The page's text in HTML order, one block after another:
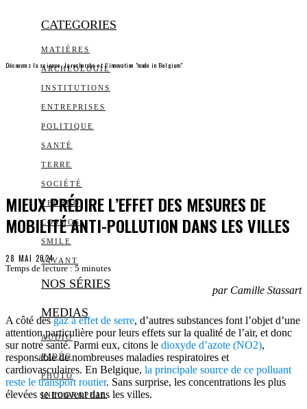
CATEGORIES
MATIÈRES
ARCHEOLOGIE
INSTITUTIONS
ENTREPRISES
POLITIQUE
SANTÉ
TERRE
SOCIÉTÉ
TECHNO
COSMOS
SMILE
VIVANT
NOS SÉRIES
MEDIAS
AUDIO
VIDÉO
PHOTO
INFOGRAPHIE
Découvrez la science, la recherche et l’innovation "made in Belgium"
MIEUX PRÉDIRE L’EFFET DES MESURES DE
MOBILITÉ ANTI-POLLUTION DANS LES VILLES
28 MAI 2024
Temps de lecture : 5 minutes
par Camille Stassart
A côté desgaz à effet de serre, d’autres substances font l’objet d’une
attention particulière pour leurs effets sur la qualité de l’air, et donc
sur notre santé. Parmi eux, citons le dioxyde d’azote (NO2),
responsable de nombreuses maladies respiratoires et
cardiovasculaires. En Belgique, la principale source de ce polluant
reste le transport routier. Sans surprise, les concentrations les plus
élevées se trouvent dans les villes.